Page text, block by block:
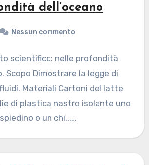
dell’oceano
Nessun commento
scientifico: nelle profondità
Scopo Dimostrare la legge di
Materiali Cartoni del latte
di plastica nastro isolante uno
spiedino o un chi...…